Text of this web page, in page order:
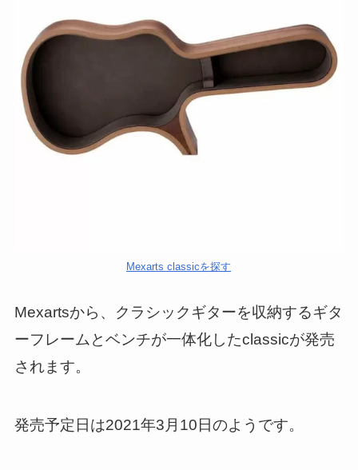
Mexarts classicを探す
Mexartsから、クラシックギターを収納するギタ
ーフレームとベンチが一体化したclassicが発売
されます。
発売予定日は2021年3月10日のようです。